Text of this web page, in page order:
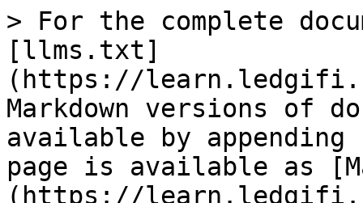
> For the complete
[llms.txt]
(https://
Markdown versions of
available by
page is available as
(https://